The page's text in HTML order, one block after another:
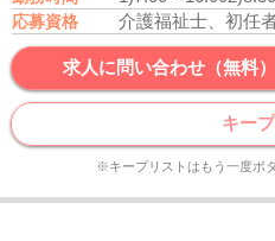
応募資格
求人に問い合わせ（無料）
キー
※キープリストはもう一度ボ